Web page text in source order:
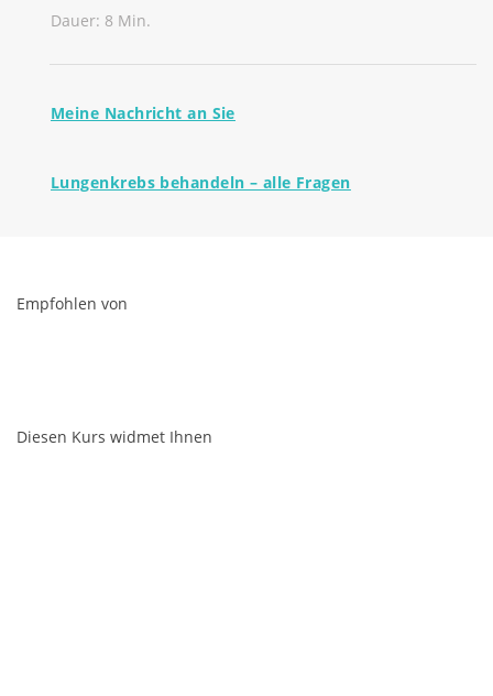
Dauer: 8 Min.
Meine Nachricht an Sie
Lungenkrebs behandeln – alle Fragen
Empfohlen von
Diesen Kurs widmet Ihnen